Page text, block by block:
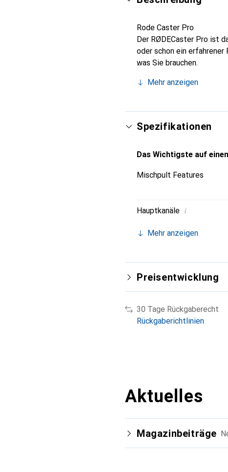
Rode Caster Pro
Der RØDECaster Pro ist
oder schon ein
was Sie brauchen.
Mehr anzeigen
Spezifikationen
Das Wichtigste auf
Mischpult Features
Hauptkanäle i
Mehr anzeigen
Preisentwicklung
30 Tage Rückgaberecht
Rückgaberichtlinien
Aktuelles
Magazinbeiträge